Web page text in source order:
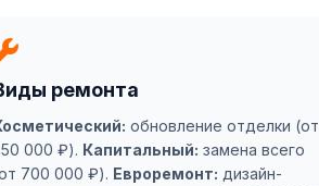
ремонта
обновление отделки (от
000 ₽). Капитальный: замена всего
700 000 ₽). Евроремонт: дизайн-